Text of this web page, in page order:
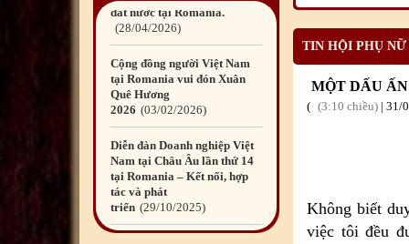
Quê Hương
2026 03/02/2026
Diễn đàn Doanh nghiệp Việt
Nam tại Châu Âu lần thứ 14
tại Romania – Kết nối, hợp
tác và phát
triển 29/10/2025
Diễn đàn Doanh nghiệp Việt
Nam tại châu Âu – Dấu ấn
kết nối và trách nhiệm cộng
đồng
29/10/2025
TIN HỘI PHỤ NỮ
MỘT DẤU
3:10 chiều | 31/
Không biết
việc tôi đều